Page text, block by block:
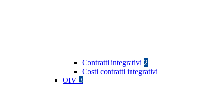
Contratti integrativi 2
Costi contratti integrativi
OIV 3